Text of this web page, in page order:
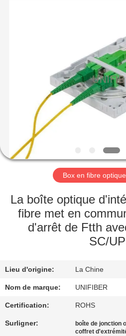
PRODUITS
SUJET
DE
NOUS
VISITE
D'USINE
QUALITÉ
CONTACTEZ-
NOUS
Box en fibre
La boîte optique
fibre met en
d'arrêt de Ftth
SC/
Lieu d'origine: La Chine
Nom de marque: UNIFIBER
Certification: ROHS
Surligner: boîte de jonction
coffret